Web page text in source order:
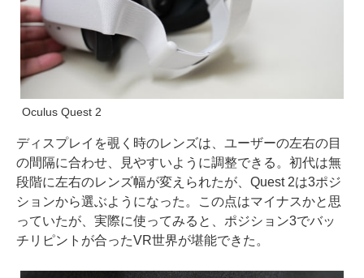
Oculus Quest 2
ディスプレイを覗く時のレンズは、ユーザーの左右の目
の間隔に合わせ、見やすいように調整できる。初代は無
段階に左右のレンズ幅が変えられたが、Quest 2は3ポジ
ションから選ぶようになった。この点はマイナスかと思
っていたが、実際に使ってみると、ポジション3でバッ
チリピントが合ったVR世界が堪能できた。